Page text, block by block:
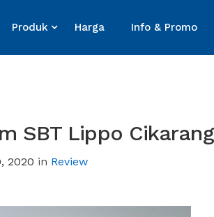
Produk Harga Info & Promo
SBT Lippo Cikarang
2020 in Review